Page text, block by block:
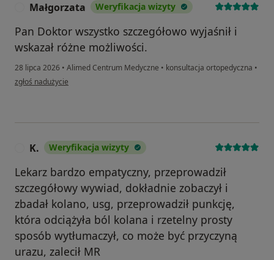
Małgorzata Weryfikacja wizyty
Pan Doktor wszystko szczegółowo wyjaśnił i
wskazał różne możliwości.
28 lipca 2026 • Alimed Centrum Medyczne • konsultacja ortopedyczna •
w opinii użytkownika Małgorzata
zgłoś nadużycie
K. Weryfikacja wizyty
Lekarz bardzo empatyczny, przeprowadził
szczegółowy wywiad, dokładnie zobaczył i
zbadał kolano, usg, przeprowadził punkcję,
która odciążyła ból kolana i rzetelny prosty
sposób wytłumaczył, co może być przyczyną
urazu, zalecił MR